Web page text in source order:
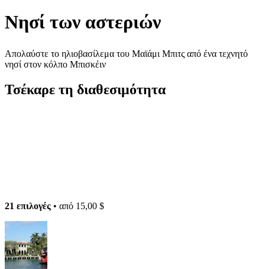
Νησί των αστεριών
Απολαύστε το ηλιοβασίλεμα του Μαϊάμι Μπιτς από ένα τεχνητό
νησί στον κόλπο Μπισκέιν
Τσέκαρε τη διαθεσιμότητα
21 επιλογές • από 15,00 $